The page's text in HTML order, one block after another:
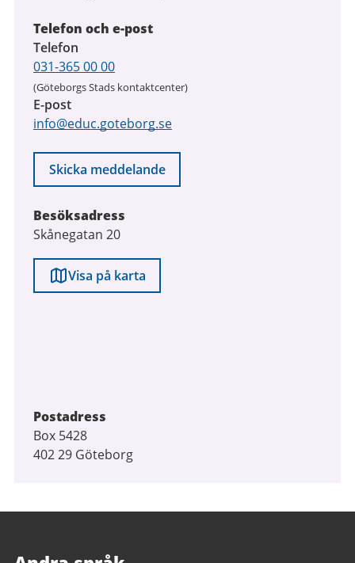
Telefon och e-post
Telefon
031-365 00 00
(Göteborgs Stads kontaktcenter)
E-post
info@educ.goteborg.se
Skicka meddelande
Besöksadress
Skånegatan 20
Visa på karta
Postadress
Box 5428
402 29 Göteborg